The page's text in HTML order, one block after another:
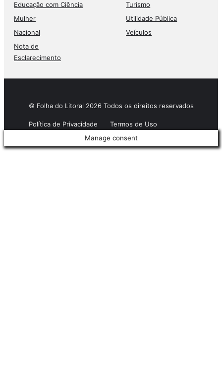
Educação com Ciência
Mulher
Nacional
Nota de
Esclarecimento
Turismo
Utilidade Pública
Veículos
© Folha do Litoral 2026 Todos os direitos reservados
Política de Privacidade
Termos de Uso
Manage consent